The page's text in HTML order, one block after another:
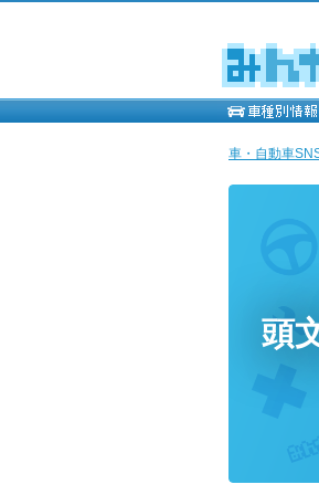
車・自動車
頭